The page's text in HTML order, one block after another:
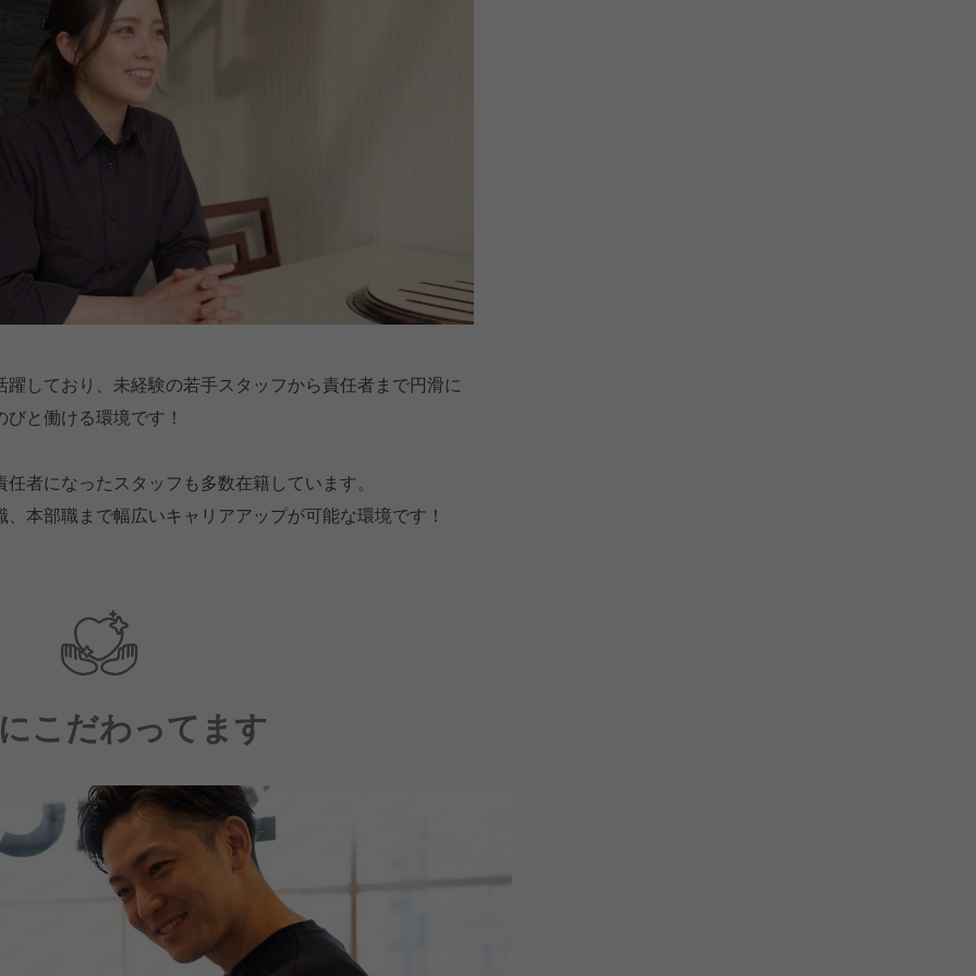
しており、未経験の若手スタッフから責任者まで円滑に
と働ける環境です！
者になったスタッフも多数在籍しています。
本部職まで幅広いキャリアアップが可能な環境です！
こだわってます